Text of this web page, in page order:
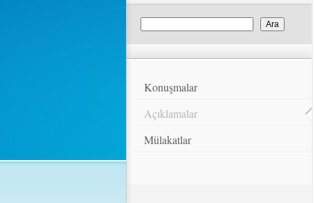
Konuşmalar
Açıklamalar
Mülakatlar